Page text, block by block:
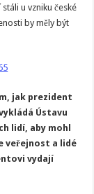
u vzniku české
by měly být
jak prezident
Ústavu
lidí, aby mohl
veřejnost a lidé
vydají